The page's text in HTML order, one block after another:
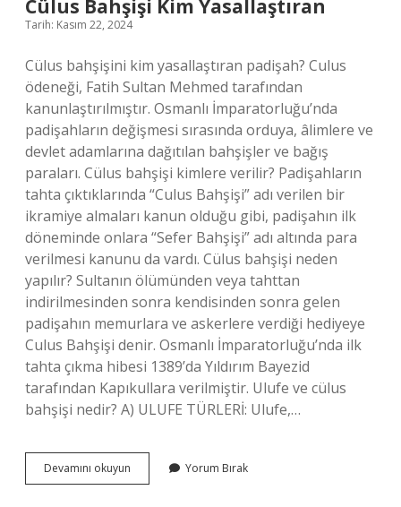
Cülus Bahşişi Kim Yasallaştıran
Tarih: Kasım 22, 2024
Cülus bahşişini kim yasallaştıran padişah? Culus
ödeneği, Fatih Sultan Mehmed tarafından
kanunlaştırılmıştır. Osmanlı İmparatorluğu’nda
padişahların değişmesi sırasında orduya, âlimlere ve
devlet adamlarına dağıtılan bahşişler ve bağış
paraları. Cülus bahşişi kimlere verilir? Padişahların
tahta çıktıklarında “Culus Bahşişi” adı verilen bir
ikramiye almaları kanun olduğu gibi, padişahın ilk
döneminde onlara “Sefer Bahşişi” adı altında para
verilmesi kanunu da vardı. Cülus bahşişi neden
yapılır? Sultanın ölümünden veya tahttan
indirilmesinden sonra kendisinden sonra gelen
padişahın memurlara ve askerlere verdiği hediyeye
Culus Bahşişi denir. Osmanlı İmparatorluğu’nda ilk
tahta çıkma hibesi 1389’da Yıldırım Bayezid
tarafından Kapıkullara verilmiştir. Ulufe ve cülus
bahşişi nedir? A) ULUFE TÜRLERİ: Ulufe,…
Devamını okuyun
Bahşişi
Yorum Bırak